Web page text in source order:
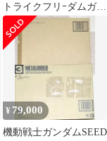
トライクフリｰダムガン
ダム SOUL BLUE Ver.
TAMASHII
NATION2018限定カラｰ
DESTINY
¥ 79,000
機動戦士ガンダムSEED